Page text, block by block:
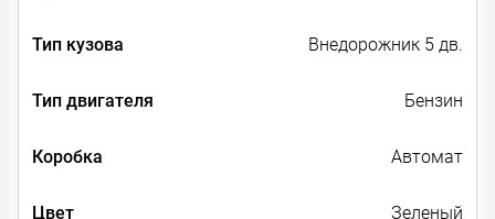
Тип кузова Внедорожник 5 дв.
Тип двигателя Бензин
Коробка Автомат
Цвет Зеленый